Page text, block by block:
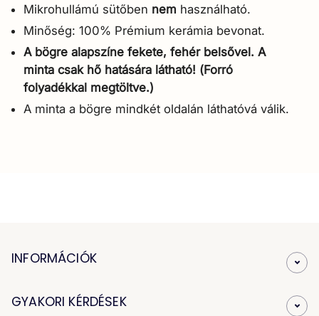
Mikrohullámú sütőben nem használható.
Minőség: 100% Prémium kerámia bevonat.
A bögre alapszíne fekete, fehér belsővel. A
minta csak hő hatására látható! (Forró
folyadékkal megtöltve.)
A minta a bögre mindkét oldalán láthatóvá válik.
INFORMÁCIÓK
GYAKORI KÉRDÉSEK